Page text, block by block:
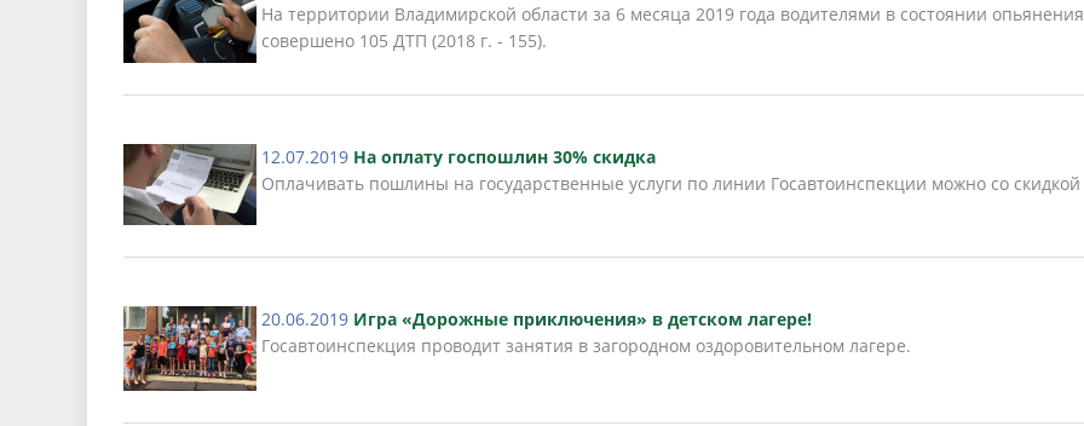
На территории Владимирской области за 6 месяца 2019 года водителями в состоянии опьянения
совершено 105 ДТП (2018 г. - 155).
12.07.2019 На оплату госпошлин 30% скидка
Оплачивать пошлины на государственные услуги по линии Госавтоинспекции можно со скидкой
20.06.2019 Игра «Дорожные приключения» в детском лагере!
Госавтоинспекция проводит занятия в загородном оздоровительном лагере.